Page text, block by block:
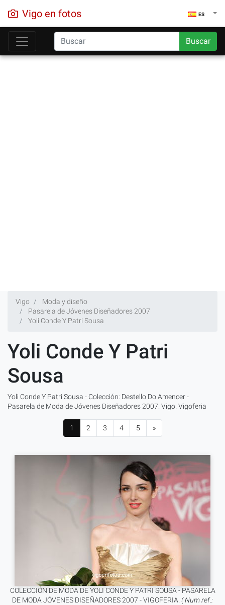
Vigo en fotos ES
Buscar
Vigo
Moda y diseño
Pasarela de Jóvenes Diseñadores 2007
Yoli Conde Y Patri Sousa
Yoli Conde Y Patri
Sousa
Yoli Conde Y Patri Sousa - Colección: Destello Do Amencer -
Pasarela de Moda de Jóvenes Diseñadores 2007. Vigo. Vigoferia
1 2 3 4 5 »
COLECCIÓN DE MODA DE YOLI CONDE Y PATRI SOUSA - PASARELA
DE MODA JÓVENES DISEÑADORES 2007 - VIGOFERIA. ( Num ref.: